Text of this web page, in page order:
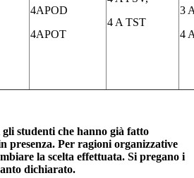
4APOD
4APOT
4 A TST
3
4
studenti che hanno già fatto
presenza. Per ragioni organizzative
la scelta effettuata. Si pregano i
dichiarato.